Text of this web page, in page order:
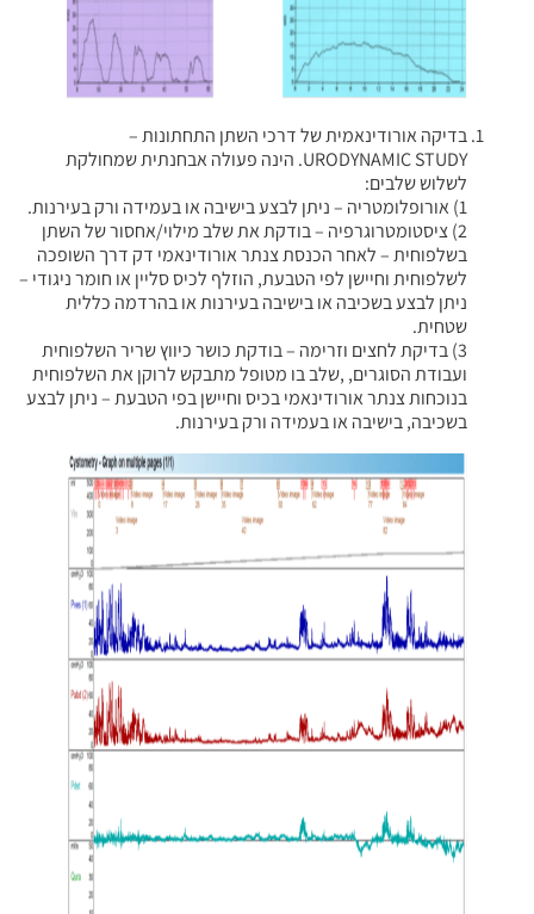
בדיקה אורודינאמית של דרכי השתן התחתונות –
URODYNAMIC STUDY. הינה פעולה אבחנתית שמחולקת
לשלוש שלבים:
1) אורופלומטריה – ניתן לבצע בישיבה או בעמידה ורק בעירנות.
2) ציסטומטרוגרפיה – בודקת את שלב מילוי/אחסור של השתן
בשלפוחית – לאחר הכנסת צנתר אורודינאמי דק דרך השופכה
לשלפוחית וחיישן לפי הטבעת, הוזלף לכיס סליין או חומר ניגודי –
ניתן לבצע בשכיבה או בישיבה בעירנות או בהרדמה כללית
שטחית.
3) בדיקת לחצים וזרימה – בודקת כושר כיווץ שריר השלפוחית
ועבודת הסוגרים, ,שלב בו מטופל מתבקש לרוקן את השלפוחית
בנוכחות צנתר אורודינאמי בכיס וחיישן בפי הטבעת – ניתן לבצע
בשכיבה, בישיבה או בעמידה ורק בעירנות.